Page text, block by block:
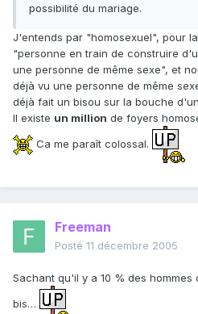
possibilité du mariage.
J'entends par "homosexuel", pour
"personne en train de construire
une personne de même sexe", et
déjà vu une personne de même
déjà fait un bisou sur la bouche
Il existe un million de foyers
Ca me paraît colossal.
Freeman
Posté 11 décembre 2005
Sachant qu'il y a 10 % des
bis…